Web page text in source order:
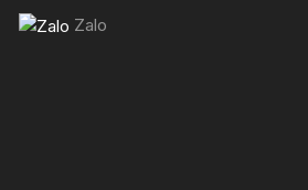
Zalo